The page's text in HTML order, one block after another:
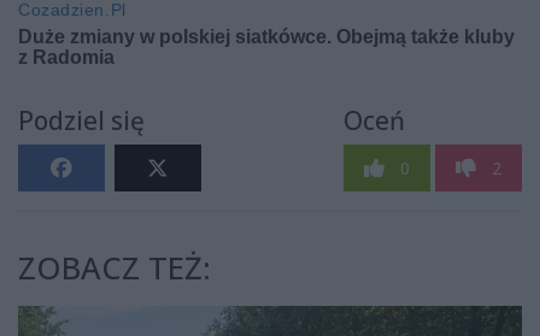
Podziel się Oceń
0 2
ZOBACZ TEŻ: